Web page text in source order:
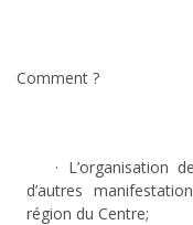
Comment ?
· L’organisation
d’autres
région du Centre;